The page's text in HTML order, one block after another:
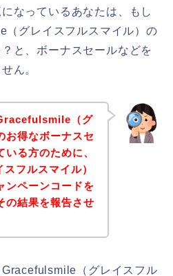
なっているあなたは、もし
グレイスフルスマイル）の
と、ボーナスセールなどを
ん。
（グ
お得なボーナスセ
る方のために、
フルスマイル）
ンペーンコードを
の結果を報告させ
（グレイスフル